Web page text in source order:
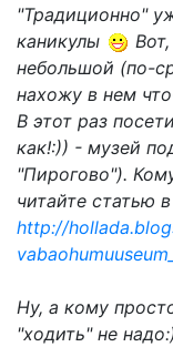
"Традиционно"
каникулы
небольшой (по-
нахожу в нем
В этот раз
как!:)) - музей
"Пирогово").
читайте статью
http://
Ну, а кому
"ходить" не